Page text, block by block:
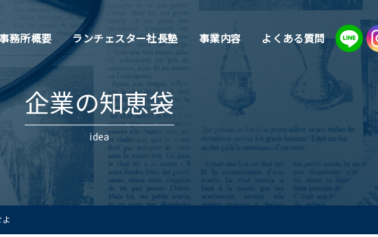
務所概要 ランチェスター社長塾 事業内容 よくある質問
企業の知恵袋
idea